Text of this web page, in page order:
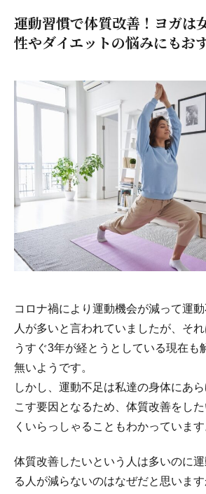
運動習慣で体質改善！ヨガは
性やダイエットの悩みにもお
コロナ禍により運動機会が減って運
人が多いと言われていましたが、そ
うすぐ3年が経とうとしている現在も
無いようです。
しかし、運動不足は私達の身体にあ
こす要因となるため、体質改善をし
くいらっしゃることもわかっています
体質改善したいという人は多いのに
る人が減らないのはなぜだと思います